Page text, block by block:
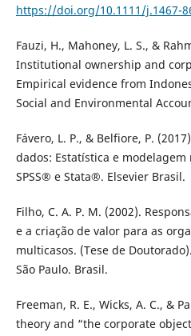
https://doi.org/10.1111/j.1467-
Fauzi, H., Mahoney, L. S., &
Institutional ownership and
Empirical evidence from
Social and Environmental
Fávero, L. P., & Belfiore, P.
dados: Estatística e
SPSS® e Stata®. Elsevier Brasil.
Filho, C. A. P. M. (2002).
e a criação de valor para as
multicasos. (Tese de
São Paulo. Brasil.
Freeman, R. E., Wicks, A. C., &
theory and “the corporate